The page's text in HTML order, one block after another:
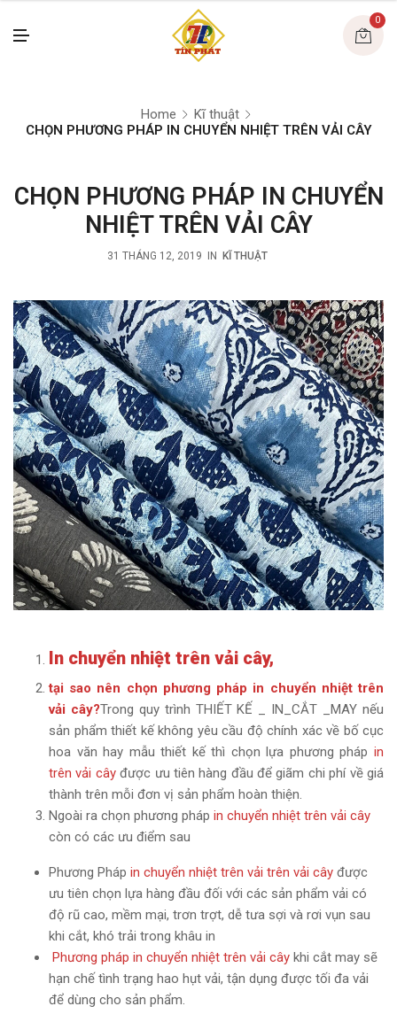
0
Home
Kĩ thuật
CHỌN PHƯƠNG PHÁP IN CHUYỂN NHIỆT TRÊN VẢI CÂY
CHỌN PHƯƠNG PHÁP IN CHUYỂN
NHIỆT TRÊN VẢI CÂY
31 THÁNG 12, 2019 IN KĨ THUẬT
In chuyển nhiệt trên vải cây,
tại sao nên chọn phương pháp in chuyển nhiệt trên
vải cây?Trong quy trình THIẾT KẾ _ IN_CẮT _MAY nếu
sản phẩm thiết kế không yêu cầu độ chính xác về bố cục
hoa văn hay mẫu thiết kế thì chọn lựa phương pháp in
trên vải câyđược ưu tiên hàng đầu để giãm chi phí về giá
thành trên mỗi đơn vị sản phẩm hoàn thiện.
Ngoài ra chọn phương pháp in chuyển nhiệt trên vải cây
còn có các ưu điểm sau
Phương Pháp in chuyển nhiệt trên vải trên vải cây được
ưu tiên chọn lựa hàng đầu đối với các sản phẩm vải có
độ rũ cao, mềm mại, trơn trợt, dễ tưa sợi và rơi vụn sau
khi cắt, khó trải trong khâu in
Phương pháp in chuyển nhiệt trên vải cây khi cắt may sẽ
hạn chế tình trạng hao hụt vải, tận dụng được tối đa vải
để dùng cho sản phẩm.